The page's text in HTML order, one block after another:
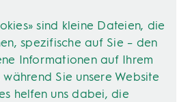
sind kleine Dateien, die
spezifische auf Sie – den
Informationen auf Ihrem
Sie unsere Website
helfen uns dabei, die